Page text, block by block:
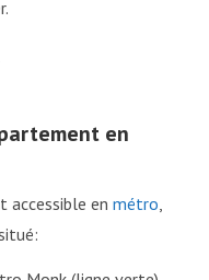
en
accessible enmétro,